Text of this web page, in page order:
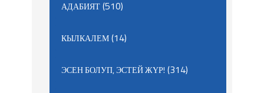
АДАБИЯТ(510)
КЫЛКАЛЕМ(14)
ЭСЕН БОЛУП, ЭСТЕЙ ЖҮР! (314)